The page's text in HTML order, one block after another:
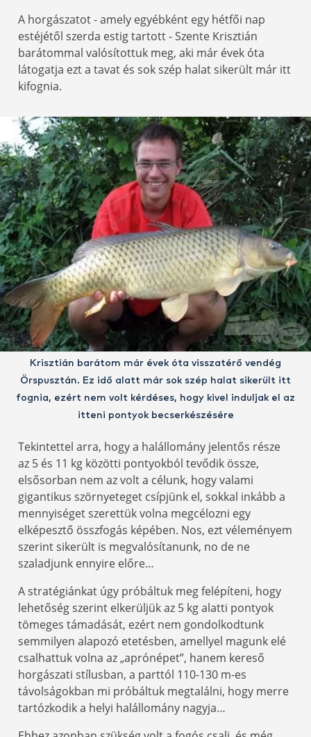
A horgászatot - amely egyébként egy hétfői nap
estéjétől szerda estig tartott - Szente Krisztián
barátommal valósítottuk meg, aki már évek óta
látogatja ezt a tavat és sok szép halat sikerült már itt
kifognia.
Krisztián barátom már évek óta visszatérő vendég
Örspusztán. Ez idő alatt már sok szép halat sikerült itt
fognia, ezért nem volt kérdéses, hogy kivel induljak el az
itteni pontyok becserkészésére
Tekintettel arra, hogy a halállomány jelentős része
az 5 és 11 kg közötti pontyokból tevődik össze,
elsősorban nem az volt a célunk, hogy valami
gigantikus szörnyeteget csípjünk el, sokkal inkább a
mennyiséget szerettük volna megcélozni egy
elképesztő összfogás képében. Nos, ezt véleményem
szerint sikerült is megvalósítanunk, no de ne
szaladjunk ennyire előre…
A stratégiánkat úgy próbáltuk meg felépíteni, hogy
lehetőség szerint elkerüljük az 5 kg alatti pontyok
tömeges támadását, ezért nem gondolkodtunk
semmilyen alapozó etetésben, amellyel magunk elé
csalhattuk volna az „aprónépet”, hanem kereső
horgászati stílusban, a parttól 110-130 m-es
távolságokban mi próbáltuk megtalálni, hogy merre
tartózkodik a helyi halállomány nagyja…